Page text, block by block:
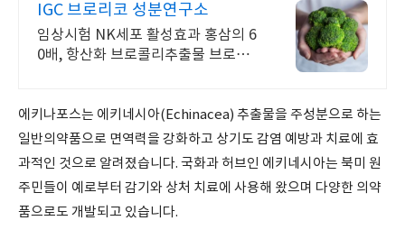
IGC 브로리코 성분연구소
임상시험 NK세포 활성효과 홍삼의 6
0배, 항산화 브로콜리추출물 브로리
에키나포스는 에키네시아(Echinacea) 추출물을 주성분으로 하는
일반의약품으로 면역력을 강화하고 상기도 감염 예방과 치료에 효
과적인 것으로 알려졌습니다. 국화과 허브인 에키네시아는 북미 원
주민들이 예로부터 감기와 상처 치료에 사용해 왔으며 다양한 의약
품으로도 개발되고 있습니다.